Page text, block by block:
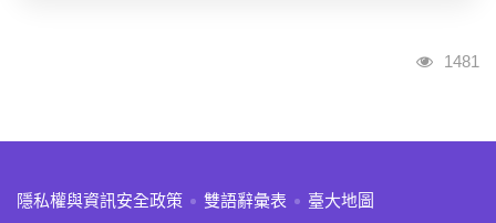
瀏覽人
1481
:::
隱私權與資訊安全政策 雙語辭彙表 臺大地圖